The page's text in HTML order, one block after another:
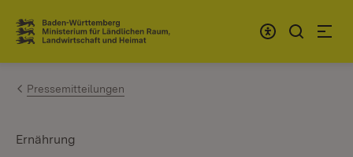
Zum Inhalt springen
Link zur Startseite
Pressemitteilungen
Ernährung